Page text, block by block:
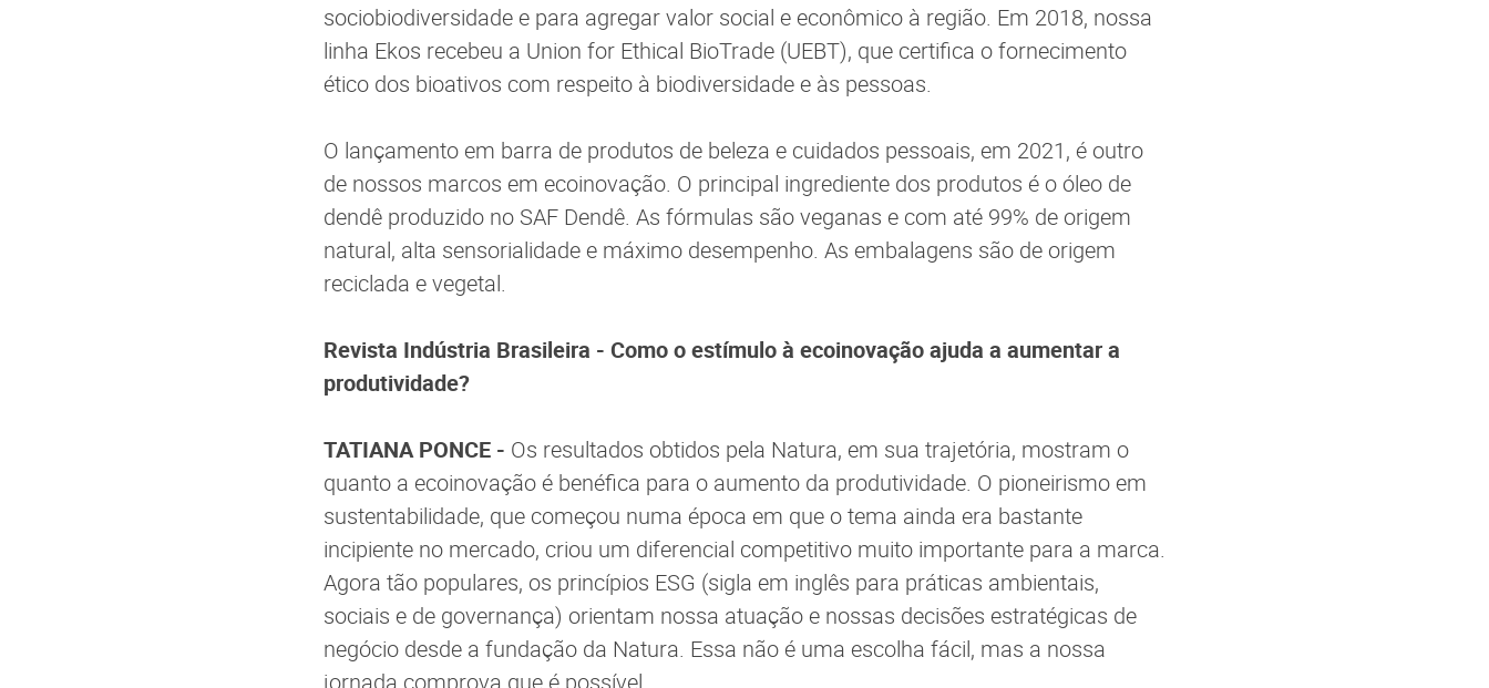
sociobiodiversidade e para agregar valor social e econômico à região. Em 2018, nossa
linha Ekos recebeu a Union for Ethical BioTrade (UEBT), que certifica o fornecimento
ético dos bioativos com respeito à biodiversidade e às pessoas.
O lançamento em barra de produtos de beleza e cuidados pessoais, em 2021, é outro
de nossos marcos em ecoinovação. O principal ingrediente dos produtos é o óleo de
dendê produzido no SAF Dendê. As fórmulas são veganas e com até 99% de origem
natural, alta sensorialidade e máximo desempenho. As embalagens são de origem
reciclada e vegetal.
Revista Indústria Brasileira - Como o estímulo à ecoinovação ajuda a aumentar a
produtividade?
TATIANA PONCE - Os resultados obtidos pela Natura, em sua trajetória, mostram o
quanto a ecoinovação é benéfica para o aumento da produtividade. O pioneirismo em
sustentabilidade, que começou numa época em que o tema ainda era bastante
incipiente no mercado, criou um diferencial competitivo muito importante para a marca.
Agora tão populares, os princípios ESG (sigla em inglês para práticas ambientais,
sociais e de governança) orientam nossa atuação e nossas decisões estratégicas de
negócio desde a fundação da Natura. Essa não é uma escolha fácil, mas a nossa
jornada comprova que é possível.